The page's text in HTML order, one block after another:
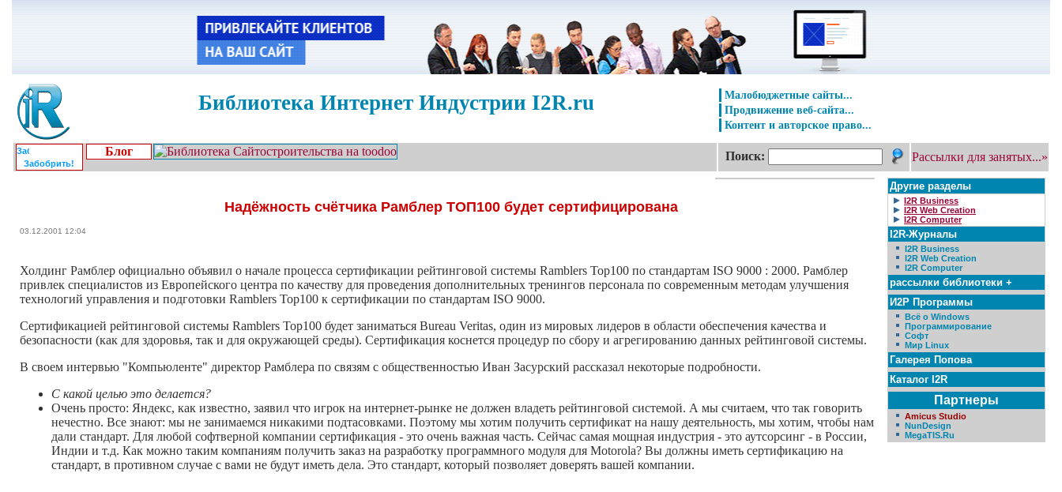
Библиотека Интернет Индустрии I2R.ru
Малобюджетные сайты...
Продвижение веб-сайта...
Контент и авторское право...
Забобрить!
Блог Поиск: Рассылки для занятых...»
Надёжность счётчика Рамблер ТОП100 будет сертифицирована
03.12.2001 12:04
Холдинг Рамблер официально объявил о начале процесса сертификации рейтинговой системы Ramblers Top100 по стандартам ISO 9000 : 2000. Рамблер
привлек специалистов из Европейского центра по качеству для проведения дополнительных тренингов персонала по современным методам улучшения
технологий управления и подготовки Ramblers Top100 к сертификации по стандартам ISO 9000.
Сертификацией рейтинговой системы Ramblers Top100 будет заниматься Bureau Veritas, один из мировых лидеров в области обеспечения качества и
безопасности (как для здоровья, так и для окружающей среды). Сертификация коснется процедур по сбору и агрегированию данных рейтинговой системы.
В своем интервью "Компьюленте" директор Рамблера по связям с общественностью Иван Засурский рассказал некоторые подробности.
С какой целью это делается?
Очень просто: Яндекс, как известно, заявил что игрок на интернет-рынке не должен владеть рейтинговой системой. А мы считаем, что так говорить
нечестно. Все знают: мы не занимаемся никакими подтасовками. Поэтому мы хотим получить сертификат на нашу деятельность, мы хотим, чтобы нам
дали стандарт. Для любой софтверной компании сертификация - это очень важная часть. Сейчас самая мощная индустрия - это аутсорсинг - в России,
Индии и т.д. Как можно таким компаниям получить заказ на разработку программного модуля для Motorola? Вы должны иметь сертификацию на
стандарт, в противном случае с вами не будут иметь дела. Это стандарт, который позволяет доверять вашей компании.
Другие разделы
I2R Business
I2R Web Creation
I2R Computer
I2R-Журналы
I2R Business
I2R Web Creation
I2R Computer
рассылки библиотеки +
И2Р Программы
Всё о Windows
Программирование
Софт
Мир Linux
Галерея Попова
Каталог I2R
Партнеры
Amicus Studio
NunDesign
MegaTIS.Ru